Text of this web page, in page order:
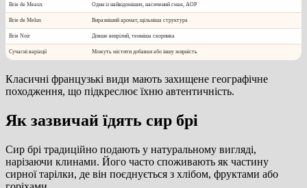
Brie de Meaux Один із найвідоміших, насичений смак, AOP
Brie de Melun Виразніший аромат, щільніша структура
Brie Noir Довше визрілий, темніша скоринка
Сучасні варіації Можуть містити добавки або іншу жирність
Класичні французькі види мають захищене географічне
походження, що підкреслює їхню автентичність.
Як зазвичай їдять сир брі
Сир брі традиційно подають у натуральному вигляді,
нарізаючи клинами. Його часто споживають як частину
сирної тарілки, де він поєднується з хлібом, фруктами або